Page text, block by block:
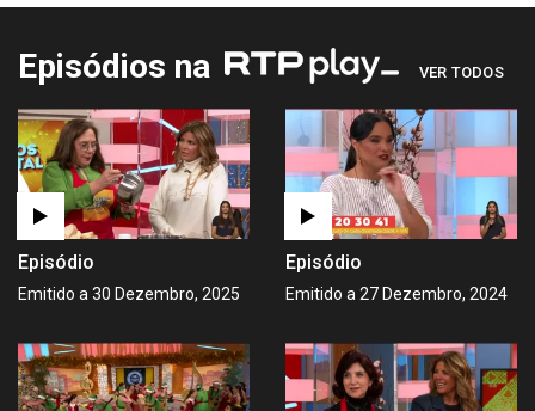
Episódios na VER TODOS
Episódio
Emitido a 30 Dezembro, 2025
Episódio
Emitido a 27 Dezembro, 2024